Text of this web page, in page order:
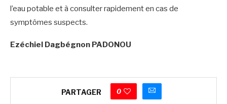
l’eau potable et à consulter rapidement en cas de
symptômes suspects.
‎Ezéchiel Dagbégnon PADONOU
PARTAGER 0